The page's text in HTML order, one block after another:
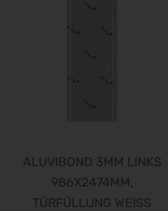
ALUVIBOND 3MM LINKS
986X2474MM,
TÜRFÜLLUNG WEISS